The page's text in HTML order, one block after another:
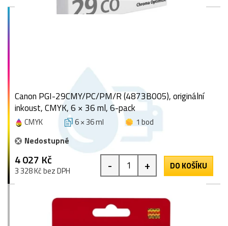
Canon PGI-29CMY/PC/PM/R (4873B005), originální
inkoust, CMYK, 6 × 36 ml, 6-pack
CMYK 6 × 36 ml
1 bod
Nedostupné
4 027 Kč
3 328 Kč bez DPH - + DO KOŠÍKU